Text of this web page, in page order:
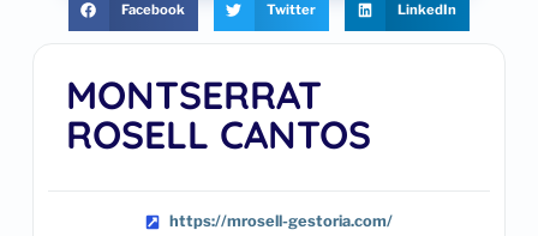
MONTSERRAT
ROSELL CANTOS
https://mrosell-gestoria.com/
Facebook Twitter LinkedIn